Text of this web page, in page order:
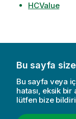
HCValue
Bu sayfa
Bu sayfa veya
hatası, eksik bir
lütfen bize